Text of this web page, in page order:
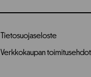
Tietosuojaseloste
Verkkokaupan toimitusehdot